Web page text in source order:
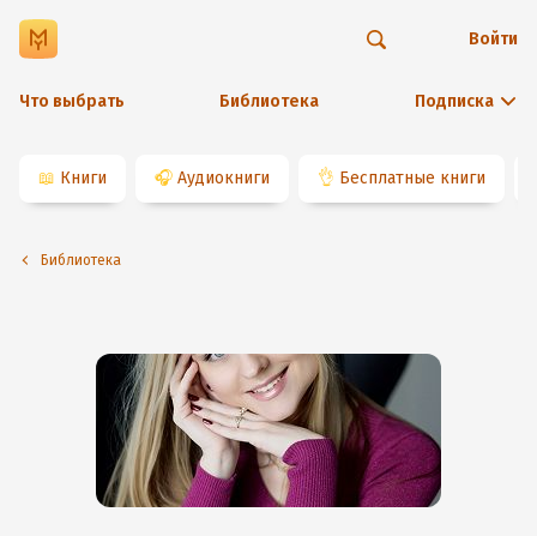
Что выбрать Библиотека Подписка
Войти
📖 Книги 🎧 Аудиокниги 👌 Бесплатные книги
Библиотека